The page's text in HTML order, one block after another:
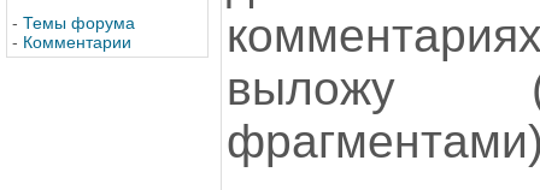
- Темы форума
- Комментарии
выложу